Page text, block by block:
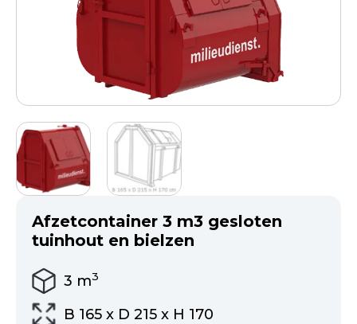
Afzetcontainer 3 m3 gesloten
tuinhout en bielzen
3 m3
B 165 x D 215 x H 170